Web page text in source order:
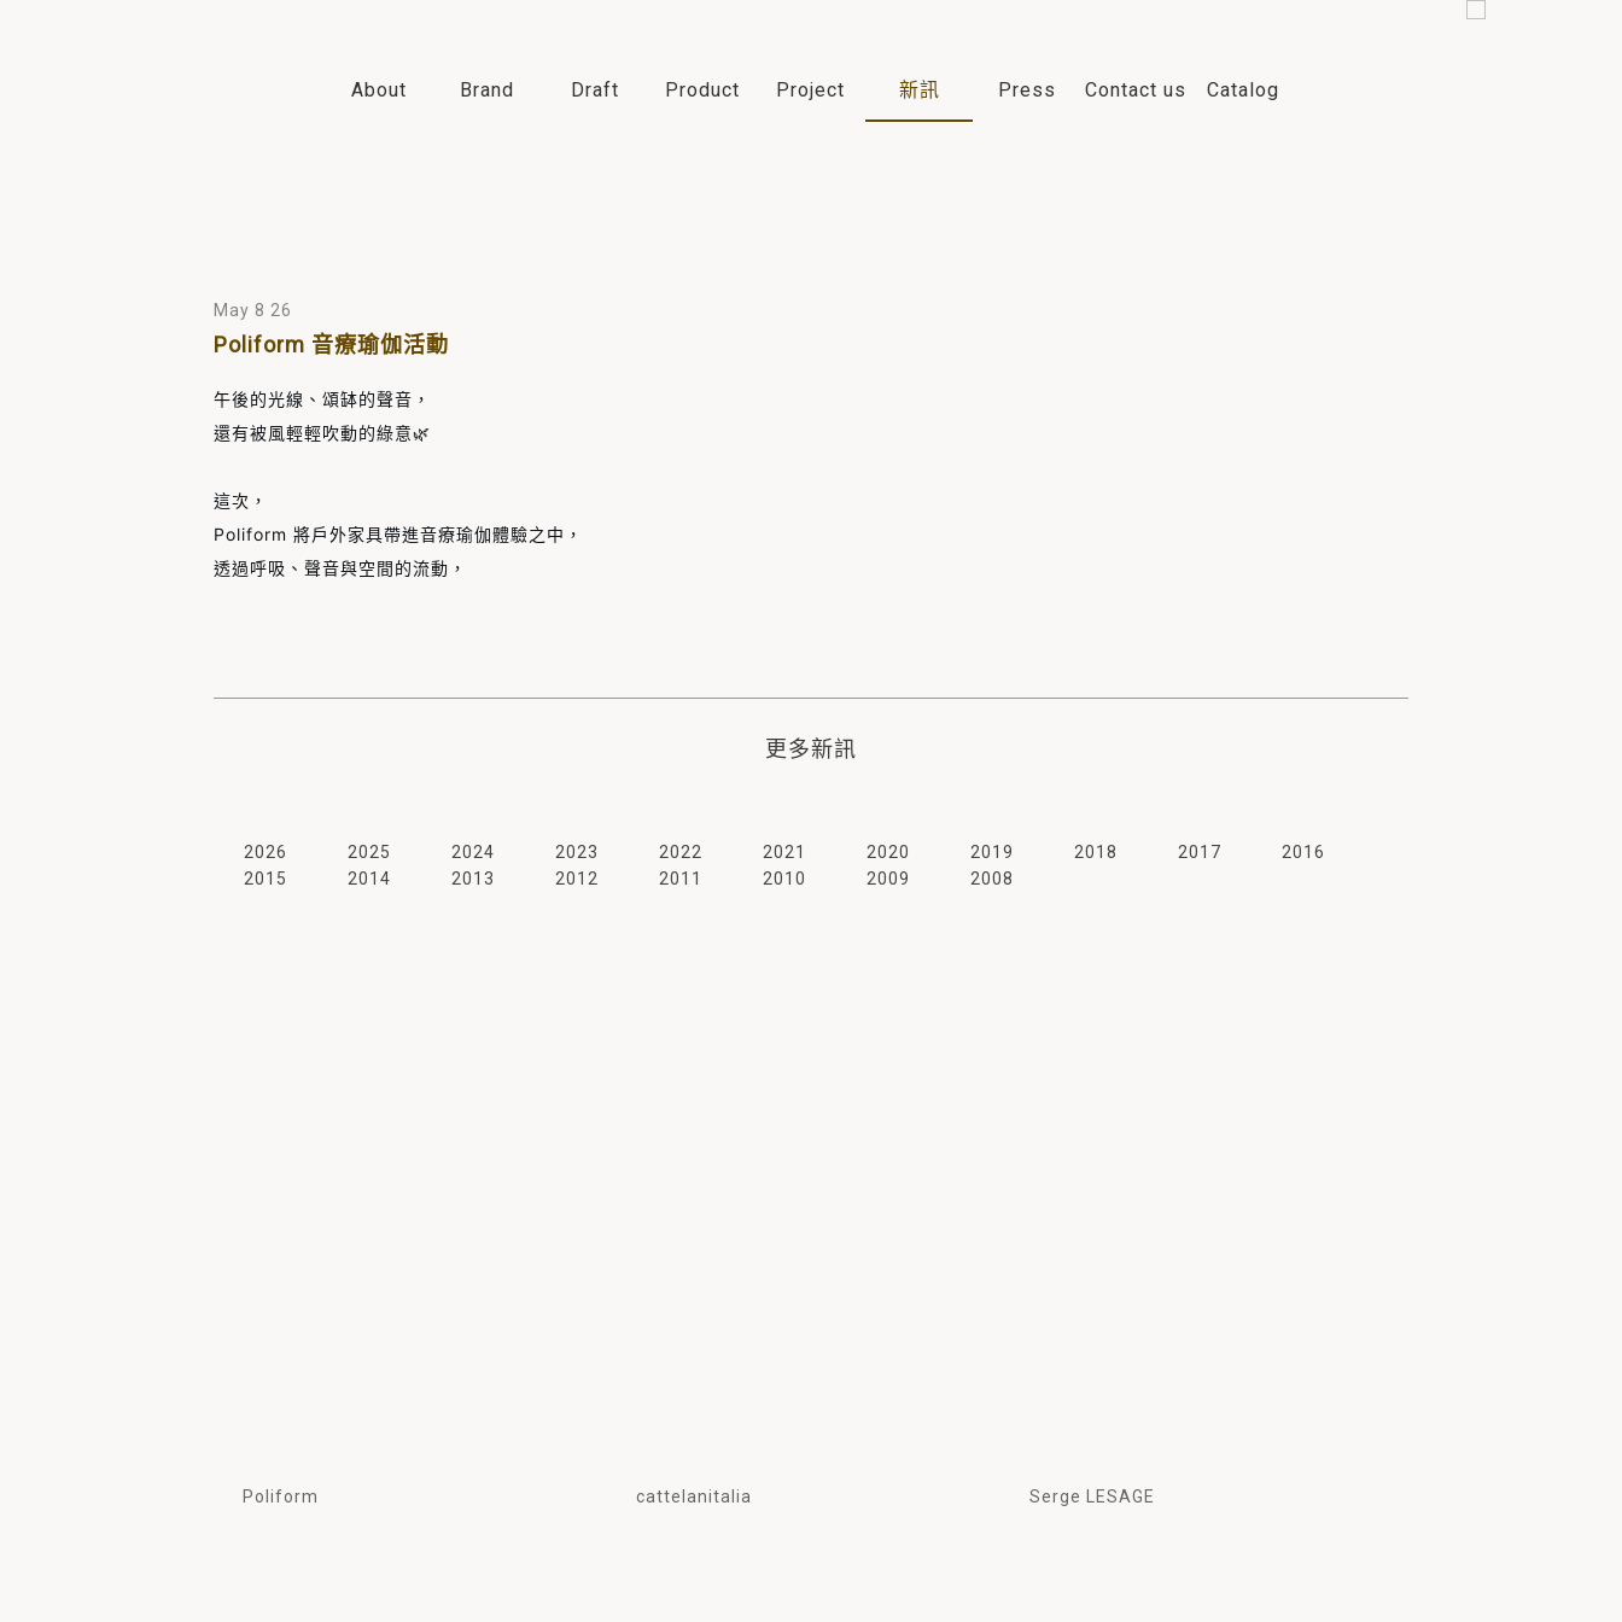
About Brand Draft Product Project 新訊 Press Contact us Catalog
May 8 26
Poliform 音療瑜伽活動
午後的光線、頌缽的聲音，
還有被風輕輕吹動的綠意🌿
這次，
Poliform 將戶外家具帶進音療瑜伽體驗之中，
透過呼吸、聲音與空間的流動，
讓這段時光，
更多新訊
2026 2025 2024 2023 2022 2021 2020 2019 2018 2017
2016
2015
2014 2013 2012 2011 2010 2009 2008
Poliform cattelanitalia Serge LESAGE